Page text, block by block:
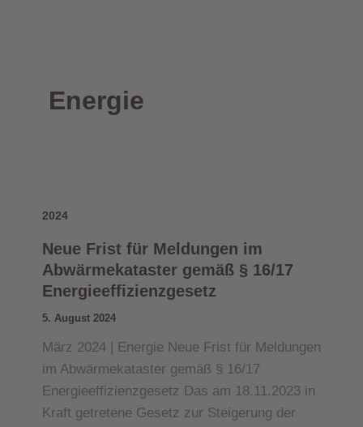
Energie
2024
Neue Frist für Meldungen im
Abwärmekataster gemäß § 16/17
Energieeffizienzgesetz
5. August 2024
März 2024 | Energie Neue Frist für Meldungen
im Abwärmekataster gemäß § 16/17
Energieeffizienzgesetz Das am 18.11.2023 in
Kraft getretene Gesetz zur Steigerung der